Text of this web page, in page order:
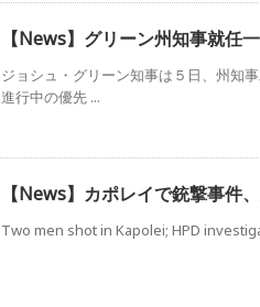
【News】グリーン州知事就任
ジョシュ・グリーン知事は５日、州知
進行中の優先 ...
【News】カポレイで銃撃事件
Two men shot in Kapolei; HPD